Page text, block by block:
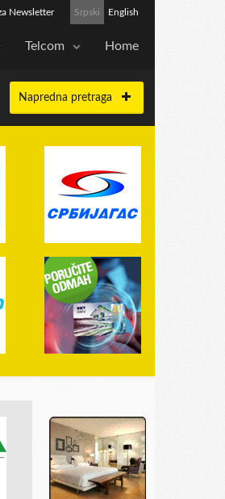
Srpski English
Newsletter
Telcom Home
Napredna pretraga